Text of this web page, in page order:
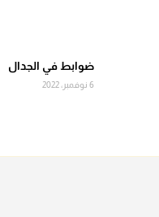
ضوابط في الجدال
6 نوفمبر، 2022